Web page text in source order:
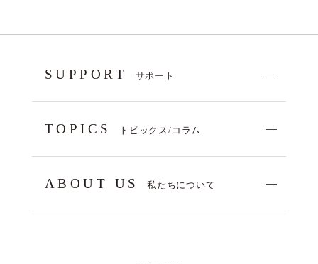
SUPPORT サポート
TOPICS トピックス/コラム
ABOUT US 私たちについて